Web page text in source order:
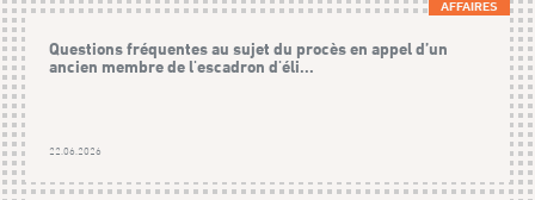
AFFAIRES
Questions fréquentes au sujet du procès en appel d’un
ancien membre de l'escadron d'éli...
22.06.2026